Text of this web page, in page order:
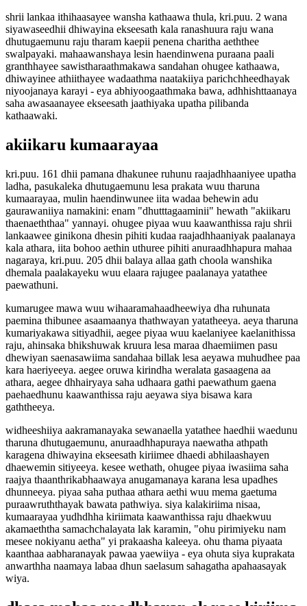
shrii lankaa ithihaasayee wansha kathaawa thula, kri.puu. 2 wana
siyawaseedhii dhiwayina ekseesath kala ranashuura raju wana
dhutugaemunu raju tharam kaepii penena charitha aeththee
swalpayaki. mahaawanshaya lesin haendinwena puraana paali
granthhayee sawistharaathmakawa sandahan ohugee kathaawa,
dhiwayinee athiithayee wadaathma naatakiiya parichchheedhayak
niyoojanaya karayi - eya abhiyoogaathmaka bawa, adhhishttaanaya
saha awasaanayee ekseesath jaathiyaka upatha pilibanda
kathaawaki.
akiikaru kumaarayaa
kri.puu. 161 dhii pamana dhakunee ruhunu raajadhhaaniyee upatha
ladha, pasukaleka dhutugaemunu lesa prakata wuu tharuna
kumaarayaa, mulin haendinwunee iita wadaa behewin adu
gaurawaniiya namakini: enam "dhutttagaaminii" hewath "akiikaru
thaenaeththaa" yannayi. ohugee piyaa wuu kaawanthissa raju shrii
lankaawee ginikona dhesin pihiti kudaa raajadhhaaniyak paalanaya
kala athara, iita bohoo aethin uthuree pihiti anuraadhhapura mahaa
nagaraya, kri.puu. 205 dhii balaya allaa gath choola wanshika
dhemala paalakayeku wuu elaara rajugee paalanaya yatathee
paewathuni.
kumarugee mawa wuu wihaaramahaadheewiya dha ruhunata
paemina thibunee asaamaanya thathwayan yatatheeya. aeya tharuna
kumariyakawa sitiyadhii, aegee piyaa wuu kaelaniyee kaelanithissa
raju, ahinsaka bhikshuwak kruura lesa maraa dhaemiimen pasu
dhewiyan saenasawiima sandahaa billak lesa aeyawa muhudhee paa
kara haeriyeeya. aegee oruwa kirindha weralata gasaagena aa
athara, aegee dhhairyaya saha udhaara gathi paewathum gaena
paehaedhunu kaawanthissa raju aeyawa siya bisawa kara
gaththeeya.
widheeshiiya aakramanayaka sewanaella yatathee haedhii waedunu
tharuna dhutugaemunu, anuraadhhapuraya naewatha athpath
karagena dhiwayina ekseesath kiriimee dhaedi abhilaashayen
dhaewemin sitiyeeya. kesee wethath, ohugee piyaa iwasiima saha
raajya thaanthrikabhaawaya anugamanaya karana lesa upadhes
dhunneeya. piyaa saha puthaa athara aethi wuu mema gaetuma
puraawruththayak bawata pathwiya. siya kalakiriima nisaa,
kumaarayaa yudhdhha kiriimata kaawanthissa raju dhaekwuu
akamaeththa samachchalayata lak karamin, "ohu pirimiyeku nam
mesee nokiyanu aetha" yi prakaasha kaleeya. ohu thama piyaata
kaanthaa aabharanayak pawaa yaewiiya - eya ohuta siya kuprakata
anwarthha naamaya labaa dhun saelasum sahagatha apahaasayak
wiya.